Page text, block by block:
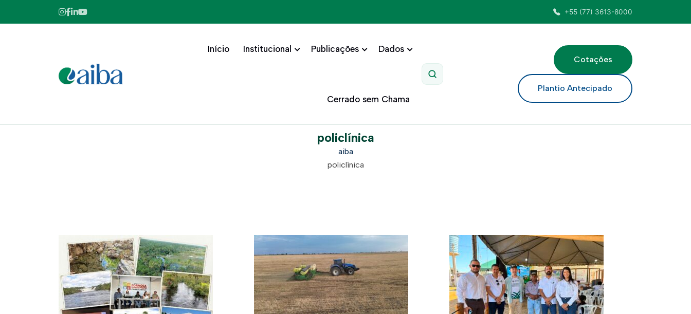
+55 (77) 3613-8000
Início Institucional Publicações Dados
Cerrado sem Chama
Pesquisar
Cotações
Plantio Antecipado
policlínica
aiba
policlínica